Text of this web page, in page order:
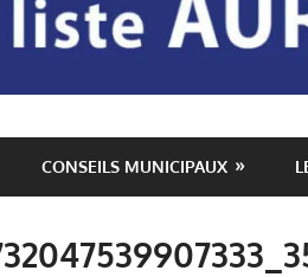
CONSEILS MUNICIPAUX